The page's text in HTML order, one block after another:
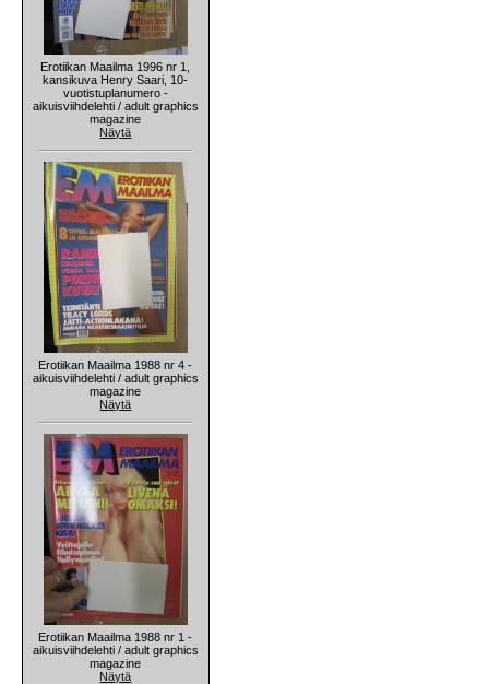
Erotiikan Maailma 1996 nr 1,
kansikuva Henry Saari, 10-
vuotistuplanumero -
aikuisviihdelehti / adult graphics
magazine
Näytä
Erotiikan Maailma 1988 nr 4 -
aikuisviihdelehti / adult graphics
magazine
Näytä
Erotiikan Maailma 1988 nr 1 -
aikuisviihdelehti / adult graphics
magazine
Näytä